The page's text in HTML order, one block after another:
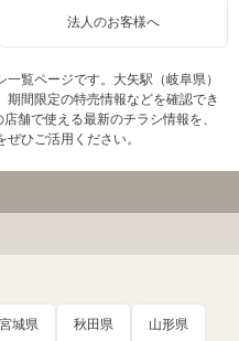
法人のお客様へ
覧ページです。大矢駅（岐阜県）
間限定の特売情報などを確認でき
舗で使える最新のチラシ情報を、
ひご活用ください。
宮城県 秋田県 山形県